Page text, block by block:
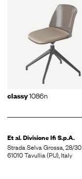
classy1086n
Et al. DivisioneIfi S.p.A.
Strada Selva Grossa, 28/30
61010 Tavullia (PU), Italy